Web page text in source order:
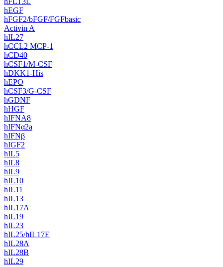
hEGF
hFGF2/bFGF/FGFbasic
Activin A
hIL27
hCCL2 MCP-1
hCD40
hCSF1/M-CSF
hDKK1-His
hEPO
hCSF3/G-CSF
hGDNF
hHGF
hIFNA8
hIFNα2a‌
hIFNβ
hIGF2
hIL5
hIL8
hIL9
hIL10
hIL11
hIL13
hIL17A
hIL19
hIL23
hIL25/hIL17E
hIL28A
hIL28B
hIL29